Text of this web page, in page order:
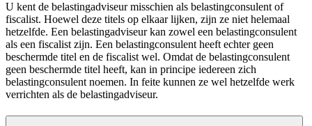
U kent de belastingadviseur misschien als belastingconsulent of
fiscalist. Hoewel deze titels op elkaar lijken, zijn ze niet helemaal
hetzelfde. Een belastingadviseur kan zowel een belastingconsulent
als een fiscalist zijn. Een belastingconsulent heeft echter geen
beschermde titel en de fiscalist wel. Omdat de belastingconsulent
geen beschermde titel heeft, kan in principe iedereen zich
belastingconsulent noemen. In feite kunnen ze wel hetzelfde werk
verrichten als de belastingadviseur.